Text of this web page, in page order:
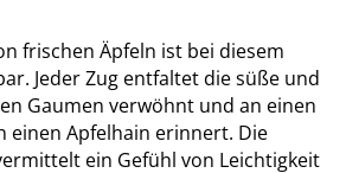
frischen Äpfeln ist bei diesem
Jeder Zug entfaltet die süße und
Gaumen verwöhnt und an einen
einen Apfelhain erinnert. Die
ein Gefühl von Leichtigkeit